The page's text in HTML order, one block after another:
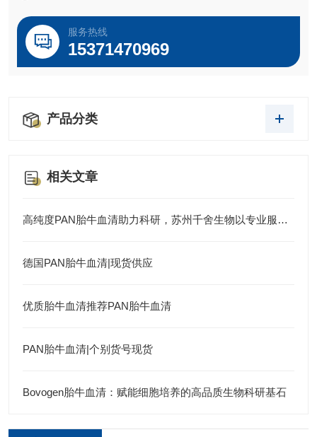
服务热线
15371470969
产品分类
相关文章
高纯度PAN胎牛血清助力科研，苏州千舍生物以专业服务赢得信赖
德国PAN胎牛血清|现货供应
优质胎牛血清推荐PAN胎牛血清
PAN胎牛血清|个别货号现货
Bovogen胎牛血清：赋能细胞培养的高品质生物科研基石